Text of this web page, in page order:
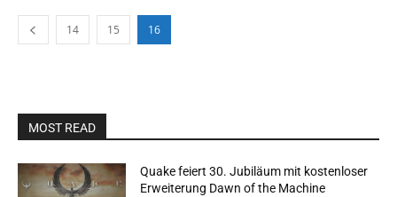
14 15 16
MOST READ
Quake feiert 30. Jubiläum mit kostenloser
Erweiterung Dawn of the Machine